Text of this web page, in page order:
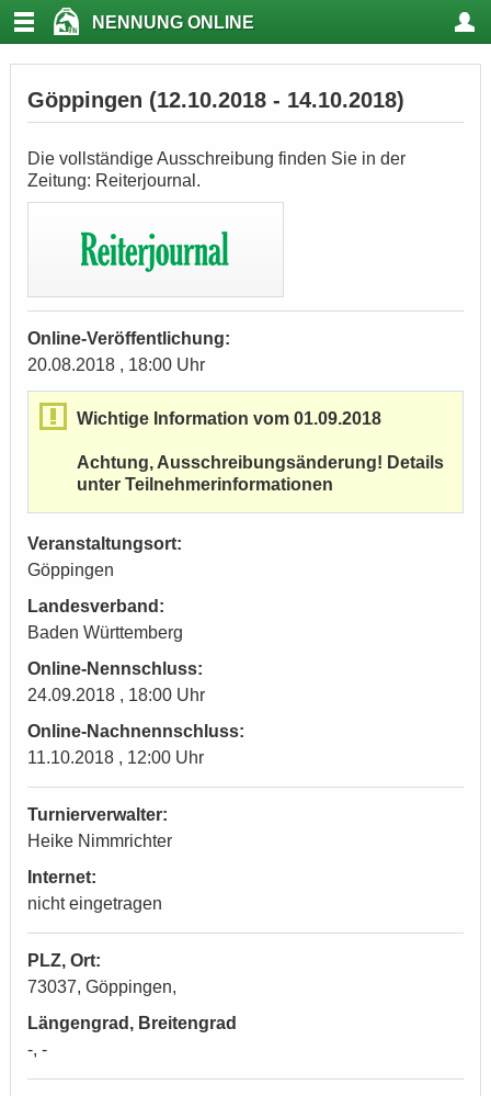
NENNUNG ONLINE
Göppingen (12.10.2018 - 14.10.2018)
Die vollständige Ausschreibung finden Sie in der
Zeitung: Reiterjournal.
Online-Veröffentlichung:
20.08.2018 , 18:00 Uhr
Wichtige Information vom 01.09.2018
Achtung, Ausschreibungsänderung! Details
unter Teilnehmerinformationen
Veranstaltungsort:
Göppingen
Landesverband:
Baden Württemberg
Online-Nennschluss:
24.09.2018 , 18:00 Uhr
Online-Nachnennschluss:
11.10.2018 , 12:00 Uhr
Turnierverwalter:
Heike Nimmrichter
Internet:
nicht eingetragen
PLZ, Ort:
73037, Göppingen,
Längengrad, Breitengrad
-, -